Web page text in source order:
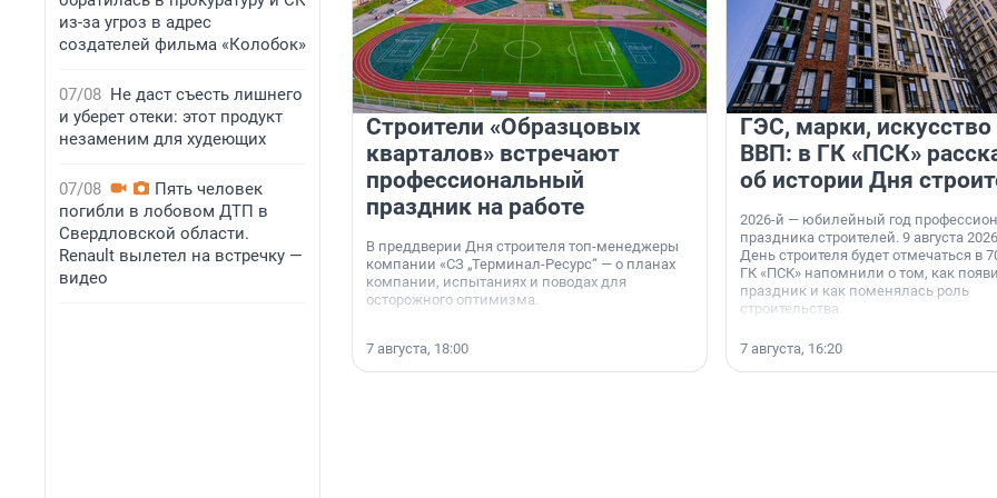
из-за угроз в адрес
создателей фильма «Колобок»
07/08 Не даст съесть лишнего
и уберет отеки: этот продукт
незаменим для худеющих
07/08
Пять человек
погибли в лобовом ДТП в
Свердловской области.
Renault вылетел на встречку —
видео
Строители «Образцовых
кварталов» встречают
профессиональный
праздник на работе
В преддверии Дня строителя топ-менеджеры
компании «СЗ „Терминал-Ресурс“ — о планах
компании, испытаниях и поводах для
осторожного оптимизма.
7 августа, 18:00
ГЭС, марки, искусство
ВВП: в ГК «ПСК»
об истории Дня
2026-й — юбилейный год
праздника строителей. 9 августа
День строителя будет отмечаться в
ГК «ПСК» напомнили о том, как
праздник и как поменялась роль
строительства.
7 августа, 16:20